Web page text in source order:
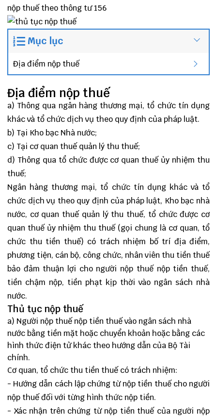
nộp thuế theo thông tư 156
Mục lục
Địa điểm nộp thuế
Địa điểm nộp thuế
a) Thông qua ngân hàng thương mại, tổ chức tín dụng
khác và tổ chức dịch vụ theo quy định của pháp luật.
b) Tại Kho bạc Nhà nước;
c) Tại cơ quan thuế quản lý thu thuế;
d) Thông qua tổ chức được cơ quan thuế ủy nhiệm thu
thuế;
Ngân hàng thương mại, tổ chức tín dụng khác và tổ
chức dịch vụ theo quy định của pháp luật, Kho bạc nhà
nước, cơ quan thuế quản lý thu thuế, tổ chức được cơ
quan thuế ủy nhiệm thu thuế (gọi chung là cơ quan, tổ
chức thu tiền thuế) có trách nhiệm bố trí địa điểm,
phương tiện, cán bộ, công chức, nhân viên thu tiền thuế
bảo đảm thuận lợi cho người nộp thuế nộp tiền thuế,
tiền chậm nộp, tiền phạt kịp thời vào ngân sách nhà
nước.
Thủ tục nộp thuế
a) Người nộp thuế nộp tiền thuế vào ngân sách nhà
nước bằng tiền mặt hoặc chuyển khoản hoặc bằng các
hình thức điện tử khác theo hướng dẫn của Bộ Tài
chính.
Cơ quan, tổ chức thu tiền thuế có trách nhiệm:
- Hướng dẫn cách lập chứng từ nộp tiền thuế cho người
nộp thuế đối với từng hình thức nộp tiền.
- Xác nhận trên chứng từ nộp tiền thuế của người nộp